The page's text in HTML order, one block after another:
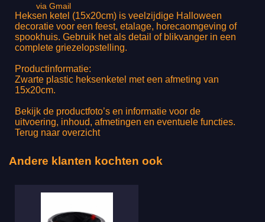
via Gmail
Heksen ketel (15x20cm) is veelzijdige Halloween
decoratie voor een feest, etalage, horecaomgeving of
spookhuis. Gebruik het als detail of blikvanger in een
complete griezelopstelling.
Productinformatie:
Zwarte plastic heksenketel met een afmeting van
15x20cm.
Bekijk de productfoto’s en informatie voor de
uitvoering, inhoud, afmetingen en eventuele functies.
Terug naar overzicht
Andere klanten kochten ook